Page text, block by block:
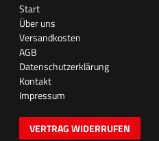
Start
Über uns
Versandkosten
AGB
Datenschutzerklärung
Kontakt
Impressum
VERTRAG WIDERRUFEN